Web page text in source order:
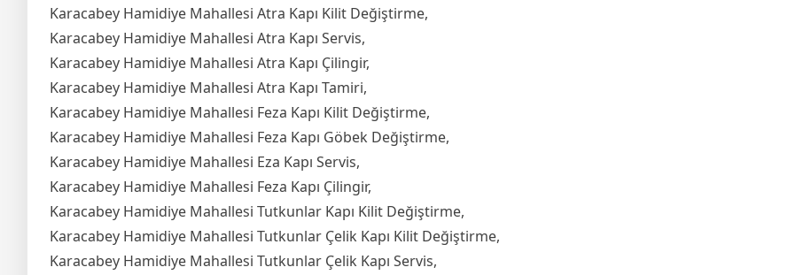
Karacabey Hamidiye Mahallesi Atra Kapı Kilit Değiştirme,
Karacabey Hamidiye Mahallesi Atra Kapı Servis,
Karacabey Hamidiye Mahallesi Atra Kapı Çilingir,
Karacabey Hamidiye Mahallesi Atra Kapı Tamiri,
Karacabey Hamidiye Mahallesi Feza Kapı Kilit Değiştirme,
Karacabey Hamidiye Mahallesi Feza Kapı Göbek Değiştirme,
Karacabey Hamidiye Mahallesi Eza Kapı Servis,
Karacabey Hamidiye Mahallesi Feza Kapı Çilingir,
Karacabey Hamidiye Mahallesi Tutkunlar Kapı Kilit Değiştirme,
Karacabey Hamidiye Mahallesi Tutkunlar Çelik Kapı Kilit Değiştirme,
Karacabey Hamidiye Mahallesi Tutkunlar Çelik Kapı Servis,